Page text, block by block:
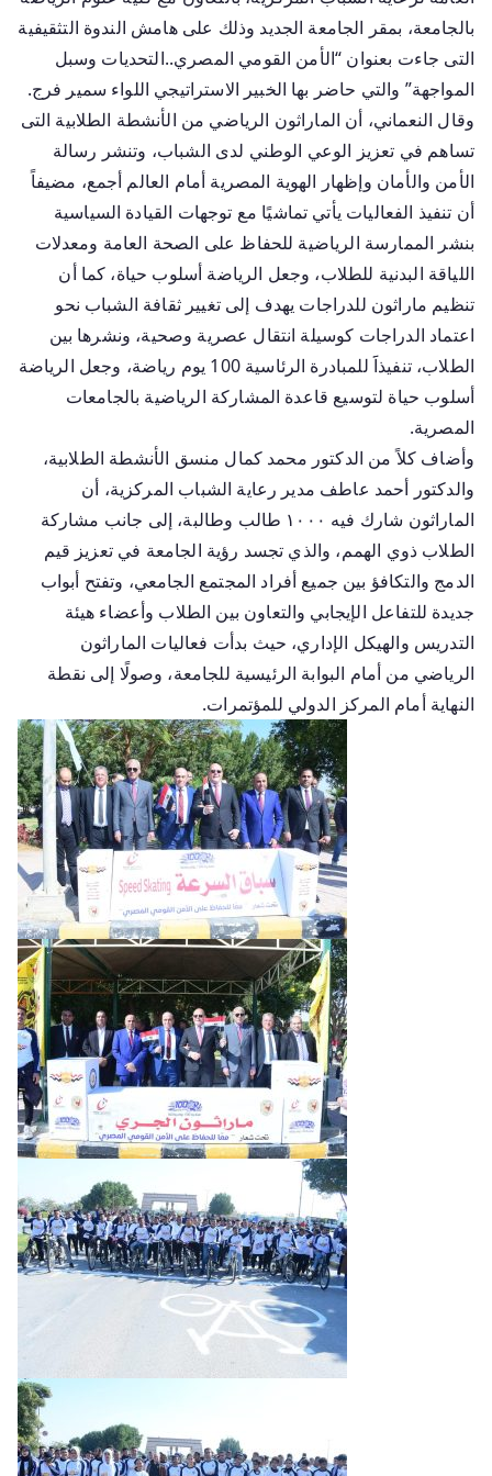
بالجامعة، بمقر الجامعة الجديد وذلك على هامش الندوة التثقيفية
التى جاءت بعنوان “الأمن القومي المصري..التحديات وسبل
المواجهة” والتي حاضر بها الخبير الاستراتيجي اللواء سمير فرج.
وقال النعماني، أن الماراثون الرياضي من الأنشطة الطلابية التى
تساهم في تعزيز الوعي الوطني لدى الشباب، وتنشر رسالة
الأمن والأمان وإظهار الهوية المصرية أمام العالم أجمع، مضيفاً
أن تنفيذ الفعاليات يأتي تماشيًا مع توجهات القيادة السياسية
بنشر الممارسة الرياضية للحفاظ على الصحة العامة ومعدلات
اللياقة البدنية للطلاب، وجعل الرياضة أسلوب حياة، كما أن
تنظيم ماراثون للدراجات يهدف إلى تغيير ثقافة الشباب نحو
اعتماد الدراجات كوسيلة انتقال عصرية وصحية، ونشرها بين
الطلاب، تنفيذاََ للمبادرة الرئاسية 100 يوم رياضة، وجعل الرياضة
أسلوب حياة لتوسيع قاعدة المشاركة الرياضية بالجامعات
المصرية.
وأضاف كلاً من الدكتور محمد كمال منسق الأنشطة الطلابية،
والدكتور أحمد عاطف مدير رعاية الشباب المركزية، أن
الماراثون شارك فيه ١٠٠٠ طالب وطالبة، إلى جانب مشاركة
الطلاب ذوي الهمم، والذي تجسد رؤية الجامعة في تعزيز قيم
الدمج والتكافؤ بين جميع أفراد المجتمع الجامعي، وتفتح أبواب
جديدة للتفاعل الإيجابي والتعاون بين الطلاب وأعضاء هيئة
التدريس والهيكل الإداري، حيث بدأت فعاليات الماراثون
الرياضي من أمام البوابة الرئيسية للجامعة، وصولًا إلى نقطة
النهاية أمام المركز الدولي للمؤتمرات.